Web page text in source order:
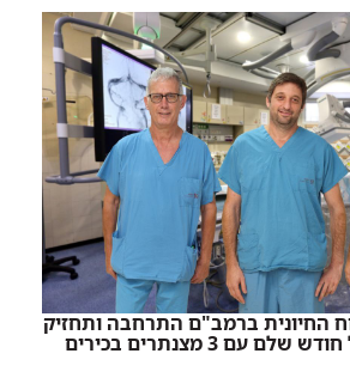
החיונית ברמב"ם התרחבה ותחזיק
מעתה תורנות של חודש שלם עם 3 מצנתרים בכירים